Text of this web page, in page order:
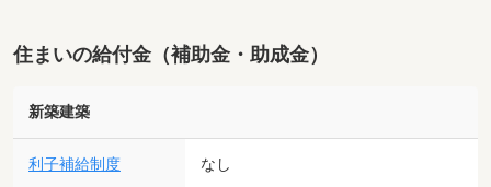
住まいの給付金（補助金・助成金）
新築建築
利子補給制度 なし